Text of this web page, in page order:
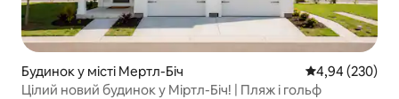
Будинок у місті Мертл-Біч Середня
4,94 (230)
Цілий новий будинок у Міртл-Біч! | Пляж і гольф